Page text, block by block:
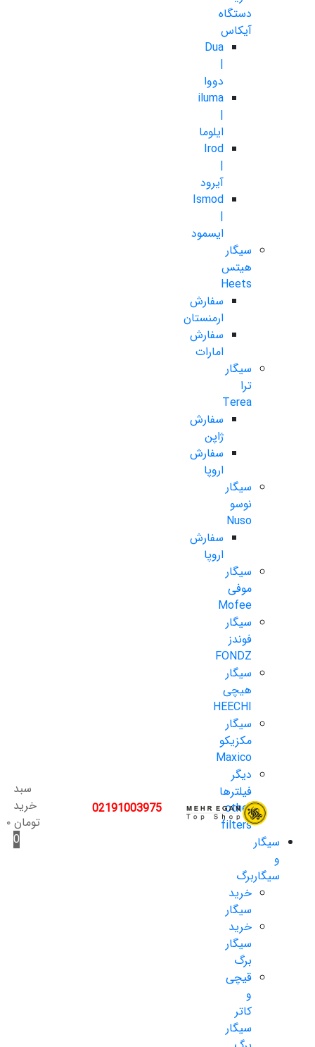
دستگاه
آیکاس
Dua
|
دووا
iluma
|
ایلوما
Irod
|
آیرود
Ismod
|
ایسمود
سیگار
هیتس
Heets
سفارش
ارمنستان
سفارش
امارات
سیگار
ترا
Terea
سفارش
ژاپن
سفارش
اروپا
سیگار
نوسو
Nuso
سفارش
اروپا
سیگار
موفی
Mofee
سیگار
فوندز
FONDZ
سیگار
هیچی
HEECHI
سیگار
مکزیکو
Maxico
دیگر
فیلترها
other
filters
سیگار
و
سیگاربرگ
خرید
سیگار
خرید
سیگار
برگ
قیچی
و
کاتر
سیگار
02191003975
سبد
خرید
تومان۰
0